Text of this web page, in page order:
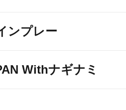
ンプレー
Withナギナミ